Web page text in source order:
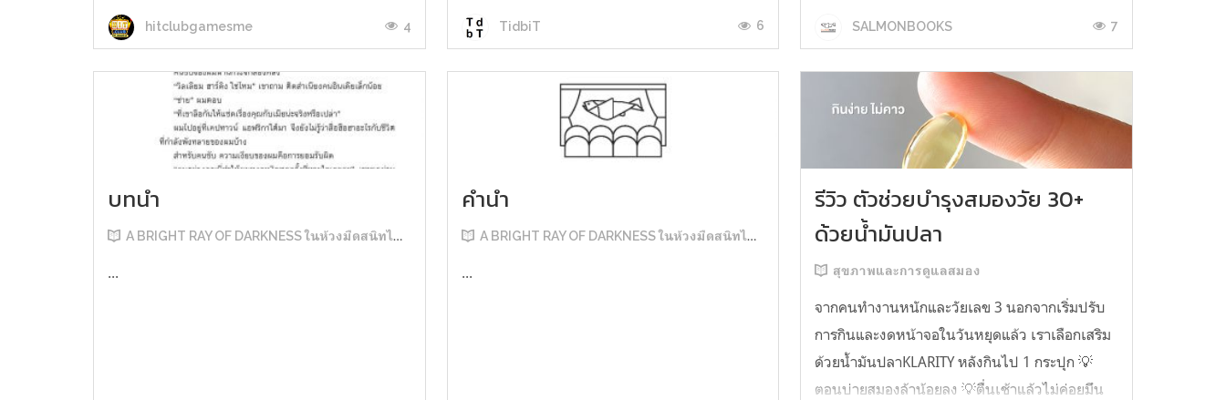
hitclubgamesme 4
O o" ... แบบใช้โควต้ากินโซเดียมทั้งสัปดาห์
ต้องหาผักนึ่ง ...
TidbiT 6 SALMONBOOKS 7
บทนำ
A BRIGHT RAY OF DARKNESS ในห้วงมืดสนิทไม่มิดแสง
...
คำนำ
A BRIGHT RAY OF DARKNESS ในห้วงมืดสนิทไม่มิดแสง
...
รีวิว ตัวช่วยบำรุงสมองวัย 30+
ด้วยน้ำมันปลา
สุขภาพและการดูแลสมอง
จากคนทำงานหนักและวัยเลข 3 นอกจากเริ่มปรับ
การกินและงดหน้าจอในวันหยุดแล้ว เราเลือกเสริม
ด้วยน้ำมันปลาKLARITY หลังกินไป 1 กระปุก 💡
ตอนบ่ายสมองล้าน้อยลง 💡ตื่นเช้าแล้วไม่ค่อยมึน